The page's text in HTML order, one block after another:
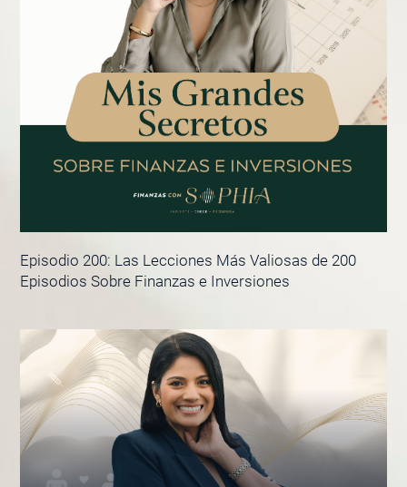
Episodio 200: Las Lecciones Más Valiosas de 200
Episodios Sobre Finanzas e Inversiones